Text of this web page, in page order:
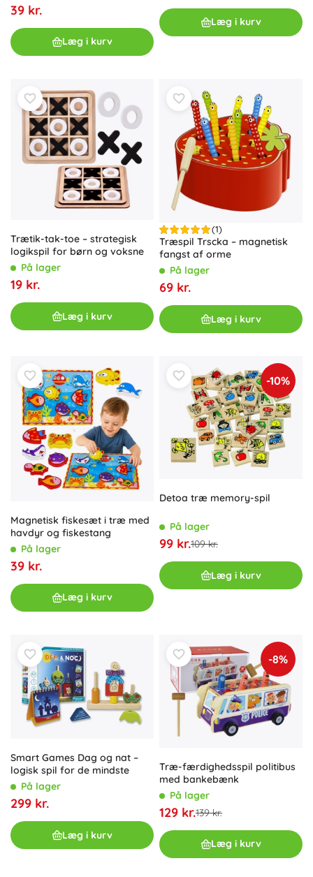
39 kr.
Læg i kurv
Læg i kurv
Trætik-tak-toe – strategisk
logikspil for børn og voksne
På lager
19 kr.
Læg i kurv
(1)
Træspil Trscka – magnetisk
fangst af orme
På lager
69 kr.
Læg i kurv
Magnetisk fiskesæt i træ med
havdyr og fiskestang
På lager
39 kr.
Læg i kurv
-10%
Detoa træ memory-spil
På lager
99 kr.109 kr.
Læg i kurv
Smart Games Dag og nat –
logisk spil for de mindste
På lager
299 kr.
Læg i kurv
-8%
Træ-færdighedsspil politibus
med bankebænk
På lager
129 kr.139 kr.
Læg i kurv